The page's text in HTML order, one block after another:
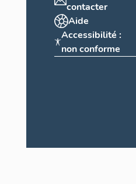
contacter
Aide
Accessibilité :
non conforme